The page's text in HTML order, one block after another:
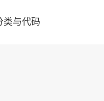
类与代码